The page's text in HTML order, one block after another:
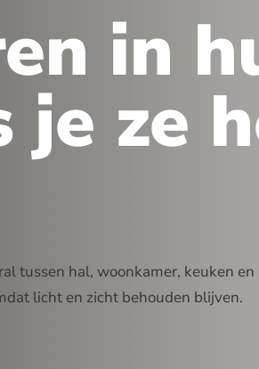
in
je ze
tussen hal, woonkamer, keuken en
licht en zicht behouden blijven.